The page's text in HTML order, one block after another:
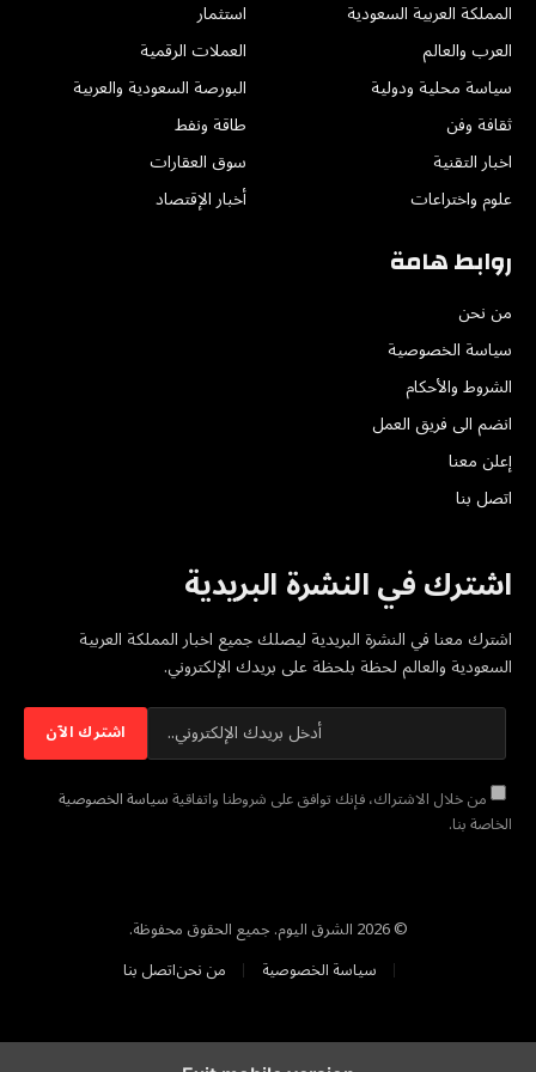
المملكة العربية السعودية
العرب والعالم
سياسة محلية ودولية
ثقافة وفن
اخبار التقنية
علوم واختراعات
استثمار
العملات الرقمية
البورصة السعودية والعربية
طاقة ونفط
سوق العقارات
أخبار الإقتصاد
روابط هامة
من نحن
سياسة الخصوصية
الشروط والأحكام
انضم الى فريق العمل
إعلن معنا
اتصل بنا
اشترك في النشرة البريدية
اشترك معنا في النشرة البريدية ليصلك جميع اخبار المملكة العربية
السعودية والعالم لحظة بلحظة على بريدك الإلكتروني.
من خلال الاشتراك، فإنك توافق على شروطنا واتفاقيةسياسة الخصوصية
الخاصة بنا.
© 2026 الشرق اليوم. جميع الحقوق محفوظة.
سياسة الخصوصية
من نحناتصل بنا